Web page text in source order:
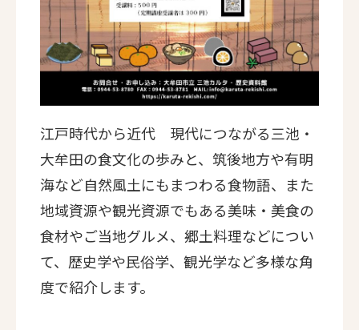
江戸時代から近代 現代につながる三池・
大牟田の食文化の歩みと、筑後地方や有明
海など自然風土にもまつわる食物語、また
地域資源や観光資源でもある美味・美食の
食材やご当地グルメ、郷土料理などについ
て、歴史学や民俗学、観光学など多様な角
度で紹介します。